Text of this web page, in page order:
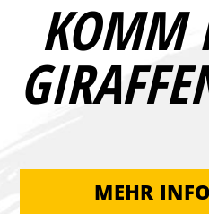
KOMM
MEHR